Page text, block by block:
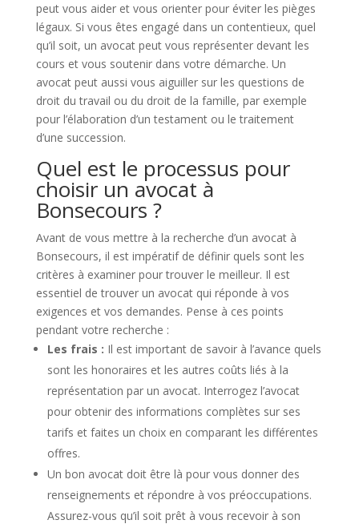
peut vous aider et vous orienter pour éviter les pièges
légaux. Si vous êtes engagé dans un contentieux, quel
qu’il soit, un avocat peut vous représenter devant les
cours et vous soutenir dans votre démarche. Un
avocat peut aussi vous aiguiller sur les questions de
droit du travail ou du droit de la famille, par exemple
pour l’élaboration d’un testament ou le traitement
d’une succession.
Quel est le processus pour
choisir un avocat à
Bonsecours ?
Avant de vous mettre à la recherche d’un avocat à
Bonsecours, il est impératif de définir quels sont les
critères à examiner pour trouver le meilleur. Il est
essentiel de trouver un avocat qui réponde à vos
exigences et vos demandes. Pense à ces points
pendant votre recherche :
Les frais : Il est important de savoir à l’avance quels
sont les honoraires et les autres coûts liés à la
représentation par un avocat. Interrogez l’avocat
pour obtenir des informations complètes sur ses
tarifs et faites un choix en comparant les différentes
offres.
Un bon avocat doit être là pour vous donner des
renseignements et répondre à vos préoccupations.
Assurez-vous qu’il soit prêt à vous recevoir à son